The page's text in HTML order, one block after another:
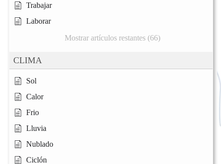
Trabajar
Laborar
Mostrar artículos restantes (66)
CLIMA
Sol
Calor
Frio
Lluvia
Nublado
Ciclón